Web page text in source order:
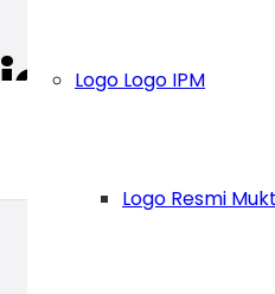
Logo Logo IPM
Logo Resmi